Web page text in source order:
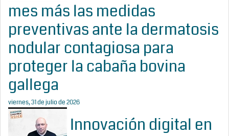
mes más las medidas
preventivas ante la dermatosis
nodular contagiosa para
proteger la cabaña bovina
gallega
viernes, 31 de julio de 2026
Innovación digital en